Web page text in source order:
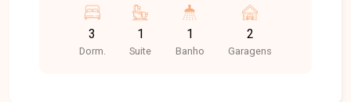
restaurantes, academias e diversos serviços,
proporcionando mais praticidade, conforto e
qualidade de vida para toda a família. Sala ampla
3
Dorm.
1
Suite
1
Banho
2
Garagens